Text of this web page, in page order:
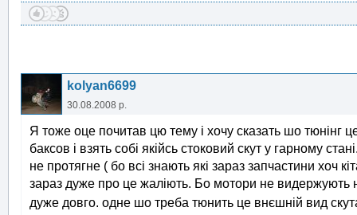
kolyan6699
30.08.2008 р.
Я тоже оце почитав цю тему і хочу сказать шо тюнінг
баксов і взять собі якійсь стоковий скут у гарному
не протягне ( бо всі знають які зараз запчастини хоч
зараз дуже про це жаліють. Бо мотори не видержують
дуже довго. одне шо треба тюнить це внєшній вид